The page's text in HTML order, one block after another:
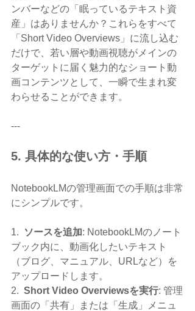
ンバーなどの「眠っているテキスト資
産」はありませんか？これらをすべて
「Short Video Overviews」に流し込む
だけで、若い層や動画視聴がメインの
ターゲットに届く魅力的なショート動
画コンテンツとして、一瞬で生まれ変
わらせることができます。
---
5. 具体的な使い方・手順
NotebookLMの管理画面での手順は非常
にシンプルです。
1. ソースを追加: NotebookLMのノート
ブック内に、動画化したいテキスト
（ブログ、マニュアル、URLなど）を
アップロードします。
2. Short Video Overviewsを実行: 管理
画面の「共有」または「生成」メニュ